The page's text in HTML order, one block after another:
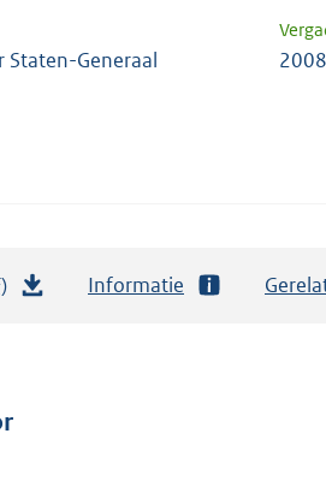
Staten-Generaal
a
Informatie